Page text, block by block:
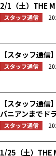
2/1（土）THE
スタッフ通信
【スタッフ通信
スタッフ通信
【スタッフ通
バニアンまでド
スタッフ通信
1/25（土）THE